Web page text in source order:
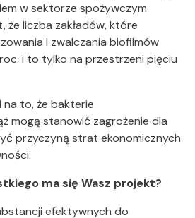
w sektorze spożywczym
że liczba zakładów, które
i zwalczania biofilmów
i to tylko na przestrzeni pięciu
na to, że bakterie
mogą stanowić zagrożenie dla
przyczyną strat ekonomicznych
ma się Wasz projekt?
efektywnych do